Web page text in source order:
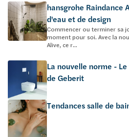
hansgrohe Raindance
d'eau et de design
Commencer ou terminer sa
moment pour soi. Avec la
Alive, ce r...
La nouvelle norme -
de Geberit
Tendances salle de